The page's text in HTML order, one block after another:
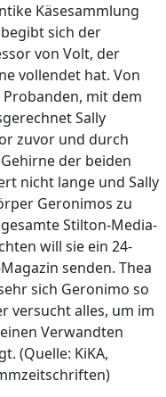
Käsesammlung
sich der
von Volt, der
vollendet hat. Von
mit dem
Sally
zuvor und durch
der beiden
nicht lange und Sally
Geronimos zu
Stilton-Media-
will sie ein 24-
senden. Thea
sich Geronimo so
versucht alles, um im
Verwandten
(Quelle: KiKA,